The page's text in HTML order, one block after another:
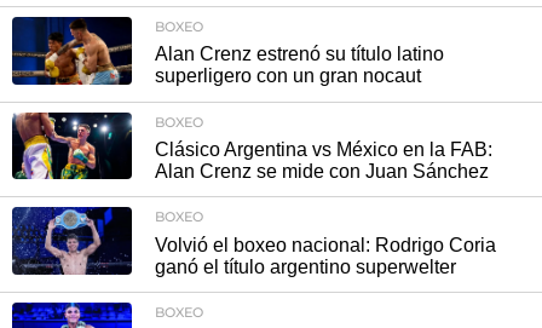
BOXEO
Alan Crenz estrenó su título latino
superligero con un gran nocaut
BOXEO
Clásico Argentina vs México en la FAB:
Alan Crenz se mide con Juan Sánchez
BOXEO
Volvió el boxeo nacional: Rodrigo Coria
ganó el título argentino superwelter
BOXEO